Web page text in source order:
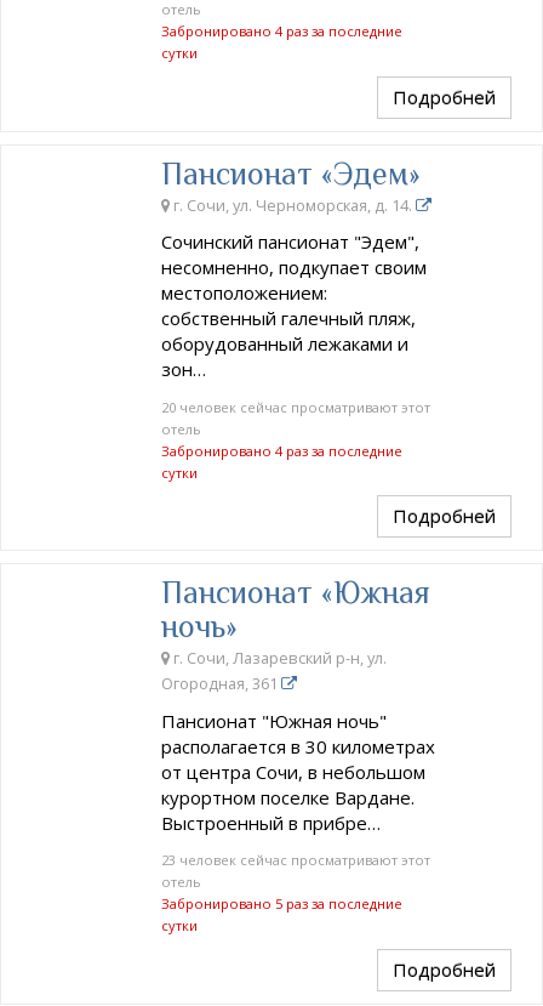
отель
Забронировано 4 раз за последние
сутки
Подробней
Пансионат «Эдем»
г. Сочи, ул. Черноморская, д. 14.
Сочинский пансионат "Эдем",
несомненно, подкупает своим
местоположением:
собственный галечный пляж,
оборудованный лежаками и
зон…
20 человек сейчас просматривают этот
отель
Забронировано 4 раз за последние
сутки
Подробней
Пансионат «Южная
ночь»
г. Сочи, Лазаревский р-н, ул.
Огородная, 361
Пансионат "Южная ночь"
располагается в 30 километрах
от центра Сочи, в небольшом
курортном поселке Вардане.
Выстроенный в прибре…
23 человек сейчас просматривают этот
отель
Забронировано 5 раз за последние
сутки
Подробней